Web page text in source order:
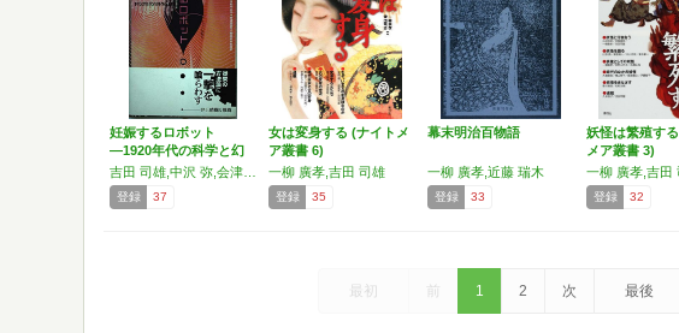
妊娠するロボット
―1920年代の科学と幻
想
登録 37
女は変身する (ナイトメ
ア叢書 6)
一柳 廣孝,吉田 司雄
登録 35
幕末明治百物語
一柳 廣孝,近藤 瑞木
登録 33
妖怪は繁殖す
メア叢書 3)
一柳 廣孝,吉田
登録 32
最初 前 1 2 次 最後